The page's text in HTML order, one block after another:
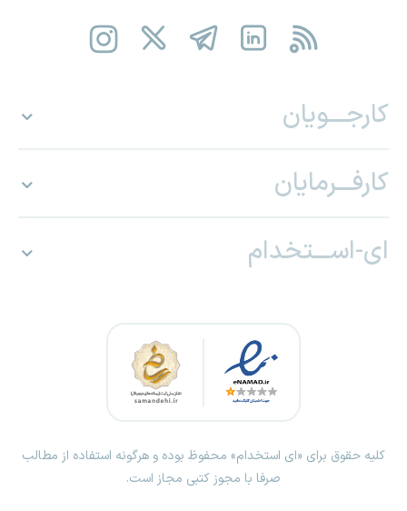
کارجـــویان
کارفـــرمایان
ای-اســـتخدام
کلیه حقوق برای «ای استخدام» محفوظ بوده و هرگونه استفاده از مطالب
صرفا با مجوز کتبی مجاز است.